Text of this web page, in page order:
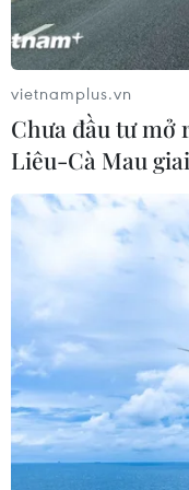
Chile để ngỏ khả
concert BTS
08/07/2026 23:22
Hòa nhạc
kết nối” lan tỏa
Bản quyền âm
nhà hàng: Xây
trọng sáng tạo
04/07/2026 01:00
vietnamplus.vn
Chưa đầu tư mở
Liêu-Cà Mau